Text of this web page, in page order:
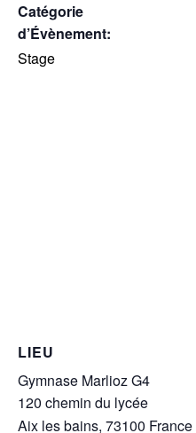
Catégorie
d’Évènement:
Stage
LIEU
Gymnase Marlioz G4
120 chemin du lycée
Aix les bains, 73100 France